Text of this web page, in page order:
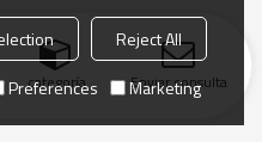
categoría Enviar consulta
Reject All
Preferences Marketing